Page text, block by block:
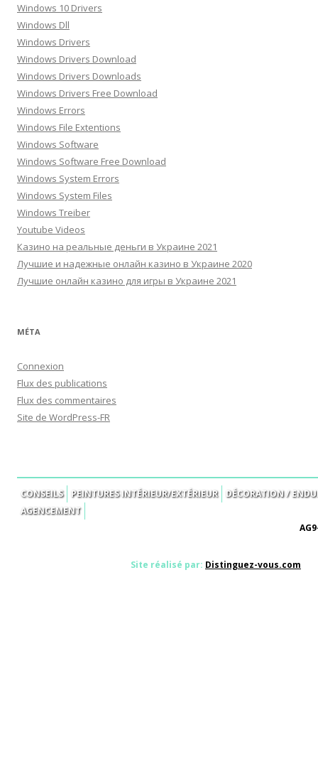
Windows 10 Drivers
Windows Dll
Windows Drivers
Windows Drivers Download
Windows Drivers Downloads
Windows Drivers Free Download
Windows Errors
Windows File Extentions
Windows Software
Windows Software Free Download
Windows System Errors
Windows System Files
Windows Treiber
Youtube Videos
Казино на реальные деньги в Украине 2021
Лучшие и надежные онлайн казино в Украине 2020
Лучшие онлайн казино для игры в Украине 2021
MÉTA
Connexion
Flux des publications
Flux des commentaires
Site de WordPress-FR
CONSEILS PEINTURES INTÉRIEUR/EXTÉRIEUR
DÉCORATION /
AGENCEMENT
Site réalisé par: Distinguez-vous.com